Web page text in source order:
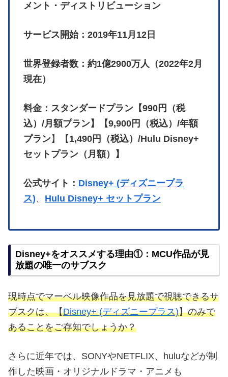
メント・ディストリビューション
サービス開始：2019年11月12日
世界登録者数：約1億2900万人（2022年2月
現在）
料金：スタンダードプラン【990円（税
込）/月額プラン】【9,900円（税込）/年額
プラン】【 1,490円（税込）/Hulu Disney+
セットプラン（月額）】
公式サイト： Disney+ (ディズニープラ
ス)、 Hulu Disney+ セットプラン
Disney+をオススメする理由①：MCU作品が見
放題の唯一のサブスク
現時点でマーベル映像作品を見放題で視聴できるサ
ブスクは、【Disney+ (ディズニープラス)】のみで
あることをご存知でしょうか？
さらに近年では、SONYやNETFLIX、huluなどが制
作した映画・オリジナルドラマ・アニメも